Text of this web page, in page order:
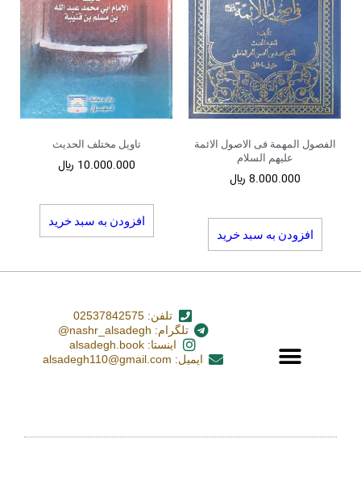
الفصول المهمة فی الاصول الائمة
علیهم السلام
8.000.000 ﷼
افزودن به سبد خرید
تاویل مختلف الحدیث
10.000.000 ﷼
افزودن به سبد خرید
تلفن: 02537842575
تلگرام: nashr_alsadegh@
اینستا: alsadegh.book
ایمیل: alsadegh110@gmail.com